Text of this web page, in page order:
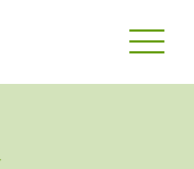
toggle